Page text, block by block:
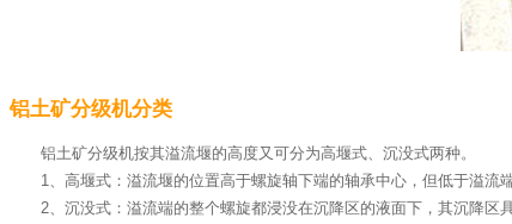
铝土矿分级机分类
铝土矿分级机按其溢流堰的高度又可分为高堰式、沉没式两种。
1、高堰式：溢流堰的位置高于螺旋轴下端的轴承中心，但低于溢流
2、沉没式：溢流端的整个螺旋都浸没在沉降区的液面下，其沉降区